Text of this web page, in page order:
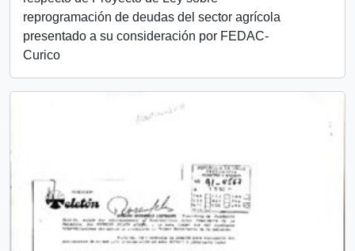
reprogramación de deudas del sector agrícola
presentado a su consideración por FEDAC-
Curico